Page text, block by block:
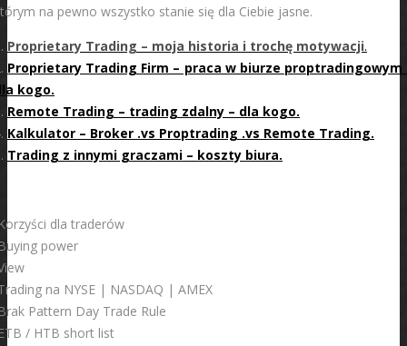
na pewno wszystko stanie się dla Ciebie jasne.
Proprietary Trading – moja historia i trochę motywacji.
Proprietary Trading Firm – praca w biurze proptradingowym
kogo.
Remote Trading – trading zdalny – dla kogo.
Kalkulator – Broker .vs Proptrading .vs Remote Trading.
Trading z innymi graczami – koszty biura.
dla traderów
power
na NYSE | NASDAQ | AMEX
Pattern Day Trade Rule
/ HTB short list